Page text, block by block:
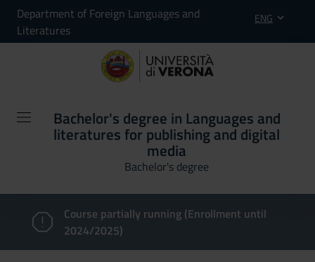
Department of Foreign Languages and
Literatures
ENG
Bachelor's degree in Languages and
literatures for publishing and digital
media
Bachelor's degree
Course partially running (Enrollment until
2024/2025)